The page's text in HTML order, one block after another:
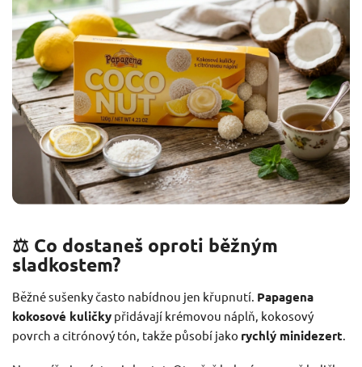
⚖️ Co dostaneš oproti běžným
sladkostem?
Běžné sušenky často nabídnou jen křupnutí. Papagena
kokosové kuličky přidávají krémovou náplň, kokosový
povrch a citrónový tón, takže působí jako rychlý minidezert